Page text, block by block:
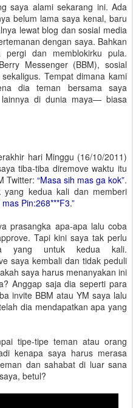
saya alami sekarang ini. Ada
belum lama saya kenal, baru
lewat blog dan sosial media
dengan saya. Bahkan
dan memblokirku pula.
Messenger (BBM), sosial
Tempat dimana kami
dia teman bersama saya
di dunia maya— biasa
hari Minggu (16/10/2011)
tiba-tiba diremove waktu itu
Twitter: “Masa sih mas ga kok”.
kedua kali dan memberi
Pin:268***F3.”
prasangka apa-apa lalu coba
Tapi kini saya tak perlu
yang untuk kedua kali.
saya kembali dan tidak peduli
saya harus menanyakan ini
Anggap saja dia seperti para
invite BBM atau YM saya lalu
dia mendapatkan apa yang
tipe-tipe teman atau orang
kenapa saya harus merasa
dan sahabat di luar sana
betul?